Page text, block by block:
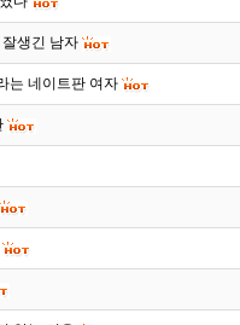
생긴 남자
는 네이트판 여자